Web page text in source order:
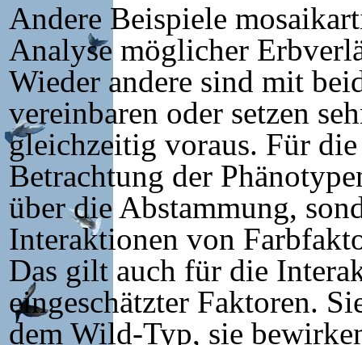
Andere Beispiele
Analyse möglicher
Wieder andere sind mit
vereinbaren oder setzen
gleichzeitig voraus. Für
Betrachtung der
über die Abstammung,
Interaktionen von
Das gilt auch für die
eingeschätzter Faktoren.
dem Wild-Typ, sie